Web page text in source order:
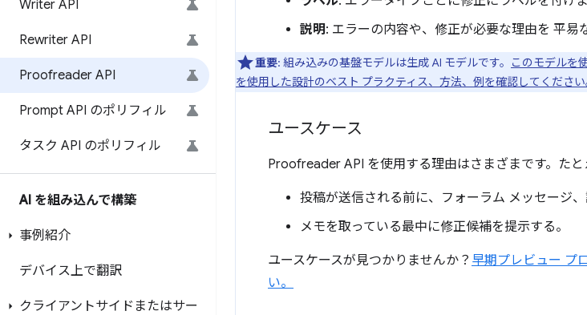
Writer API
Rewriter API
Proofreader API
Prompt API のポリフィル
タスク API のポリフィル
AI を組み込んで構築
事例紹介
デバイス上で翻訳
クライアントサイドまたはサー
説明: エラーの内容や、修正が必要な理由を 平易
重要: 組み込みの基盤モデルは生成 AI モデルです。
このモデルを
を使用した設計のベスト プラクティス、方法、例を確認してください
ユースケース
Proofreader API を使用する理由はさまざまです。たと
投稿が送信される前に、フォーラム メッセージ
メモを取っている最中に修正候補を提示する。
ユースケースが見つかりませんか？ 早期プレビュー プ
い。